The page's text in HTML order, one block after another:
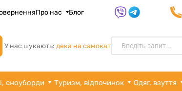
Про нас Блог
У нас шукають: дека на самокат
сноуборди Туризм, відпочинок Одяг, взуття